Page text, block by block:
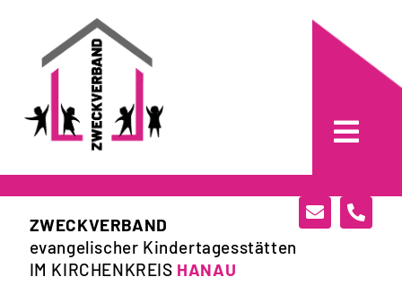
content
Kitas
ZWECKVERBAND
evangelischer Kindertagesstätten
IM KIRCHENKREIS HANAU